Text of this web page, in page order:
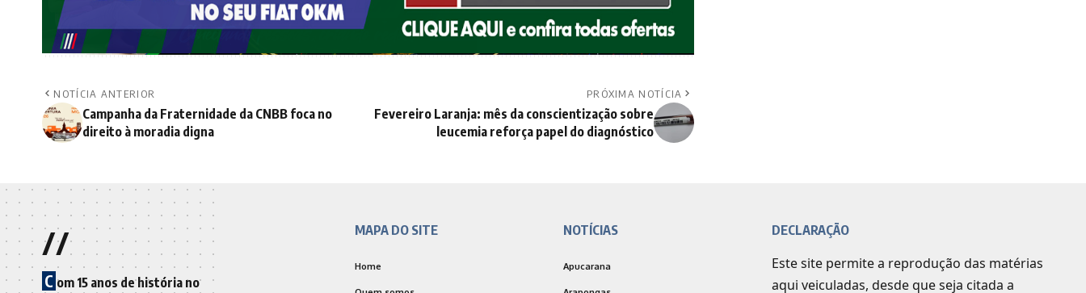
NOTÍCIA ANTERIOR
Campanha da Fraternidade da CNBB foca no
direito à moradia digna
PRÓXIMA NOTÍCIA
Fevereiro Laranja: mês da conscientização sobre
leucemia reforça papel do diagnóstico
//
C om 15 anos de história no
MAPA DO SITE
Home
NOTÍCIAS
Apucarana
DECLARAÇÃO
Este site permite a reprodução das matérias
aqui veiculadas, desde que seja citada a